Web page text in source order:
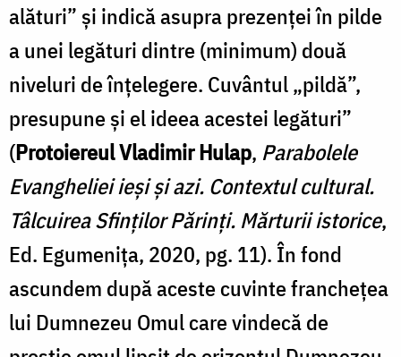
alături” și indică asupra prezenței în pilde
a unei legături dintre (minimum) două
niveluri de înțelegere. Cuvântul „pildă”,
presupune și el ideea acestei legături”
(Protoiereul Vladimir Hulap, Parabolele
Evangheliei ieși și azi. Contextul cultural.
Tâlcuirea Sfinților Părinți. Mărturii istorice,
Ed. Egumenița, 2020, pg. 11). În fond
ascundem după aceste cuvinte franchețea
lui Dumnezeu Omul care vindecă de